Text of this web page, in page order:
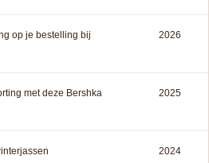
op je bestelling bij
2026
met deze Bershka
2025
2024